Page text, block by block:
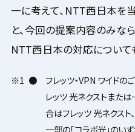
一に考えて、NTT西日本を
と、今回の提案内容のみな
NTT西日本の対応について
※1 ●
フレッツ・VPN ワイド
レッツ 光ネクストまた
合はフレッツ 光ネクスト
一部の「コラボ光」のい